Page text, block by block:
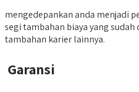
mengedepankan anda menjadi
segi tambahan biaya yang
tambahan karier lainnya.
Garansi